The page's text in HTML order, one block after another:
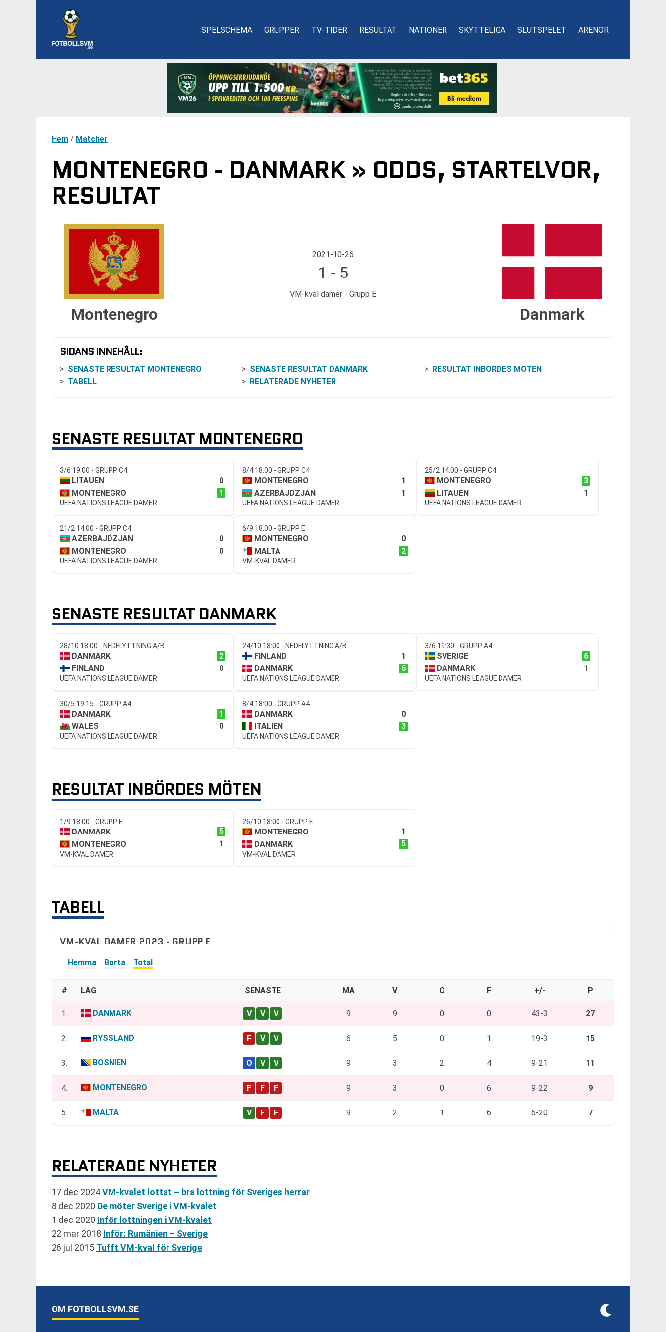
SPELSCHEMA GRUPPER TV-TIDER RESULTAT NATIONER SKYTTELIGA SLUTSPELET ARENOR
Hem / Matcher
MONTENEGRO - DANMARK » ODDS, STARTELVOR,
RESULTAT
Montenegro
2021-10-26
1 - 5
VM-kval damer - Grupp E
Danmark
SIDANS INNEHÅLL:
SENASTE RESULTAT MONTENEGRO SENASTE RESULTAT DANMARK
RESULTAT INBÖRDES MÖTEN
TABELL
RELATERADE NYHETER
SENASTE RESULTAT MONTENEGRO
3/6 19:00 - GRUPP C4
LITAUEN
0
MONTENEGRO
1
UEFA NATIONS LEAGUE DAMER
8/4 18:00 - GRUPP C4
MONTENEGRO
1
AZERBAJDZJAN
1
UEFA NATIONS LEAGUE DAMER
25/2 14:00 - GRUPP C4
MONTENEGRO
3
LITAUEN
1
UEFA NATIONS LEAGUE DAMER
21/2 14:00 - GRUPP C4
AZERBAJDZJAN
0
MONTENEGRO
0
UEFA NATIONS LEAGUE DAMER
6/9 18:00 - GRUPP E
MONTENEGRO
0
MALTA
2
VM-KVAL DAMER
SENASTE RESULTAT DANMARK
28/10 18:00 - NEDFLYTTNING A/B
DANMARK
2
FINLAND
0
UEFA NATIONS LEAGUE DAMER
24/10 18:00 - NEDFLYTTNING A/B
FINLAND
1
DANMARK
6
UEFA NATIONS LEAGUE DAMER
3/6 19:30 - GRUPP A4
SVERIGE
6
DANMARK
1
UEFA NATIONS LEAGUE DAMER
30/5 19:15 - GRUPP A4
DANMARK
1
WALES
0
UEFA NATIONS LEAGUE DAMER
8/4 18:00 - GRUPP A4
DANMARK
0
ITALIEN
3
UEFA NATIONS LEAGUE DAMER
RESULTAT INBÖRDES MÖTEN
1/9 18:00 - GRUPP E
DANMARK
5
MONTENEGRO
1
VM-KVAL DAMER
26/10 18:00 - GRUPP E
MONTENEGRO
1
DANMARK
5
VM-KVAL DAMER
TABELL
VM-KVAL DAMER 2023 - GRUPP E
Hemma Borta Total
# LAG SENASTE MA V O F +/- P
1. DANMARK 9 9 0 0 43-3 27
2. RYSSLAND 6 5 0 1 19-3 15
3. BOSNIEN 9 3 2 4 9-21 11
4. MONTENEGRO 9 3 0 6 9-22 9
5. MALTA 9 2 1 6 6-20 7
RELATERADE NYHETER
17 dec 2024VM-kvalet lottat – bra lottning för Sveriges herrar
8 dec 2020 De möter Sverige i VM-kvalet
1 dec 2020 Inför lottningen i VM-kvalet
22 mar 2018 Inför: Rumänien – Sverige
26 jul 2015 Tufft VM-kval för Sverige
OM FOTBOLLSVM.SE